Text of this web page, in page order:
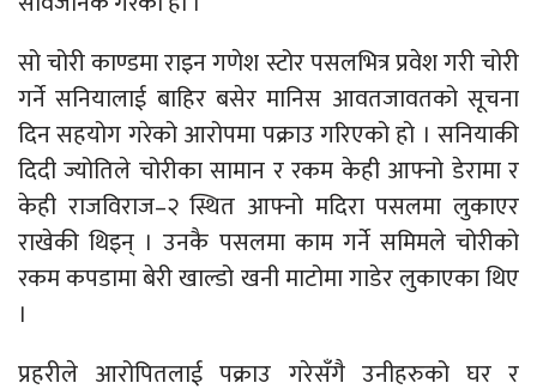
सो चोरी काण्डमा राइन गणेश स्टोर पसलभित्र प्रवेश गरी चोरी
गर्ने सनियालाई बाहिर बसेर मानिस आवतजावतको सूचना
दिन सहयोग गरेको आरोपमा पक्राउ गरिएको हो । सनियाकी
दिदी ज्योतिले चोरीका सामान र रकम केही आफ्नो डेरामा र
केही राजविराज–२ स्थित आफ्नो मदिरा पसलमा लुकाएर
राखेकी थिइन् । उनकै पसलमा काम गर्ने समिमले चोरीको
रकम कपडामा बेरी खाल्डो खनी माटोमा गाडेर लुकाएका थिए
।
प्रहरीले आरोपितलाई पक्राउ गरेसँगै उनीहरुको घर र